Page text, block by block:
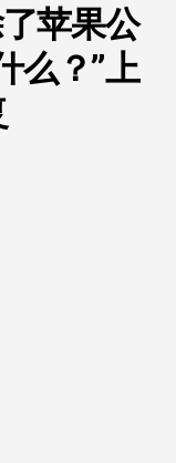
苹果公
么？”上